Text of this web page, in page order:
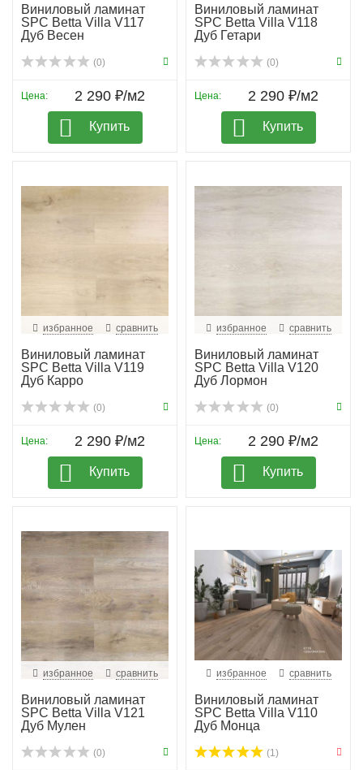
Виниловый ламинат
SPC Betta Villa V117
Дуб Весен
(0)
Цена: 2 290 ₽/м2
Купить
Виниловый ламинат
SPC Betta Villa V118
Дуб Гетари
(0)
Цена: 2 290 ₽/м2
Купить
избранное сравнить
Виниловый ламинат
SPC Betta Villa V119
Дуб Карро
(0)
Цена: 2 290 ₽/м2
Купить
избранное сравнить
Виниловый ламинат
SPC Betta Villa V120
Дуб Лормон
(0)
Цена: 2 290 ₽/м2
Купить
избранное сравнить
Виниловый ламинат
SPC Betta Villa V121
Дуб Мулен
(0)
избранное сравнить
Виниловый ламинат
SPC Betta Villa V110
Дуб Монца
(1)